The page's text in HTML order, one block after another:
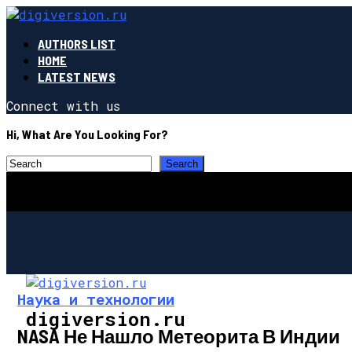
AUTHORS LIST
HOME
LATEST NEWS
Connect with us
Hi, What Are You Looking For?
digiversion.ru
Наука и технологии
NASA Не Нашло Метеорита В Индии